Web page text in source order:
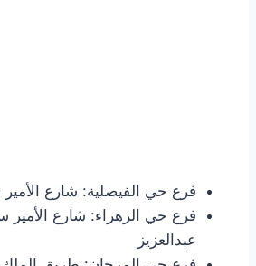
فرع حي الفيصلية: شارع الأمير
فرع حي الزهراء: شارع الأمير
عبدالعزيز